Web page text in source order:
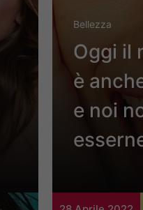
Bellezza
Oggi il
è
e noi